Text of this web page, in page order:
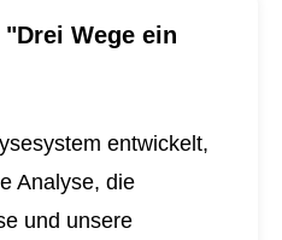
Wege ein
entwickelt,
Analyse, die
und unsere